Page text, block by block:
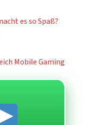
es so Spaß?
Mobile Gaming